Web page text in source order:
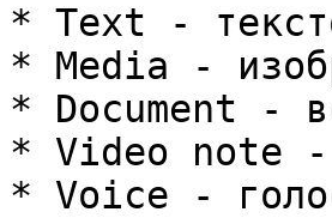
* Text -
* Media -
* Document -
* Video note -
* Voice -